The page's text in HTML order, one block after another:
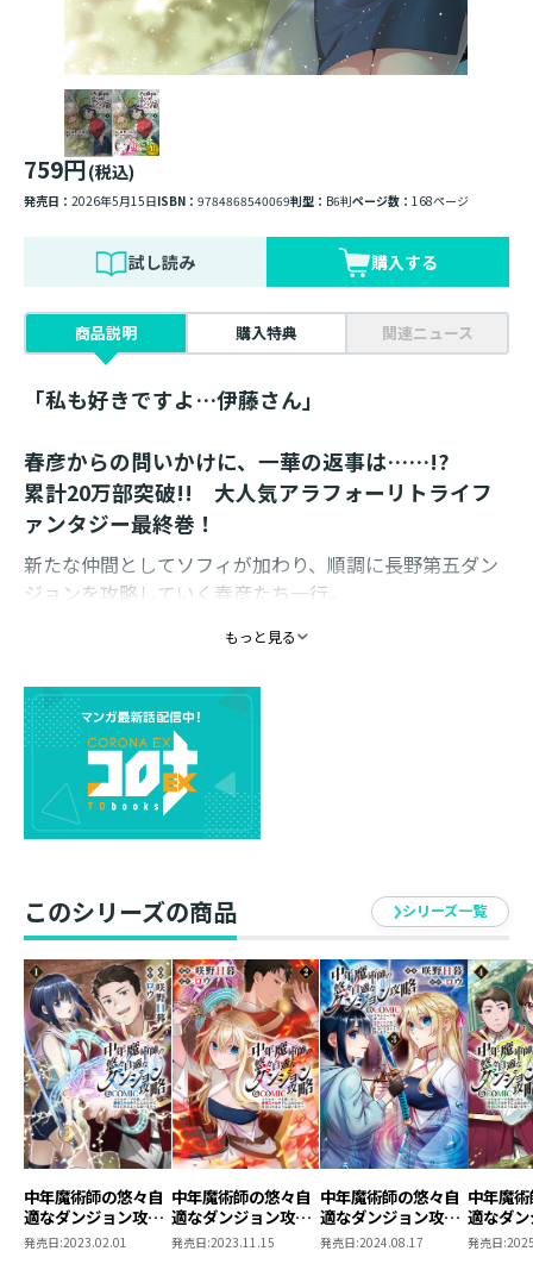
759円(税込)
発売日： 2026年5月15日ISBN： 9784868540069判型： B6判ページ数： 168ページ
試し読み 購入する
商品説明 購入特典 関連ニュース
「私も好きですよ…伊藤さん」
春彦からの問いかけに、一華の返事は……!?
累計20万部突破!! 大人気アラフォーリトライフ
ァンタジー最終巻！
新たな仲間としてソフィが加わり、順調に長野第五ダン
ジョンを攻略していく春彦たち一行。
った連携で次々と撃破していき、自身のチームにおける
じていた。
上位探索者の仲間入りも見えてきた中、春彦たちのもと
に、突如、超大型のモンスターが乱入してくる。
それは、圧倒的な存在感と強さを誇る、ユニークモンス
もっと見る
このシリーズの商品 シリーズ一覧
中年魔術師の悠々自
適なダンジョン攻略
～スキルオーブを使
ったら最強スキルを
発売日:2023.02.01
中年魔術師の悠々自
適なダンジョン攻略
～スキルオーブを使
ったら最強スキルを
発売日:2023.11.15
中年魔術師の悠々自
適なダンジョン攻略
～スキルオーブを使
ったら最強スキルを
発売日:2024.08.17
中年魔
適なダ
～スキ
ったら
発売日: